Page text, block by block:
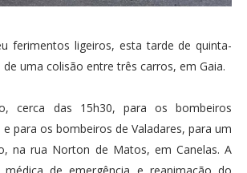
ferimentos ligeiros, esta tarde de quinta-
uma colisão entre três carros, em Gaia.
cerca das 15h30, para os bombeiros
e para os bombeiros de Valadares, para um
na rua Norton de Matos, em Canelas. A